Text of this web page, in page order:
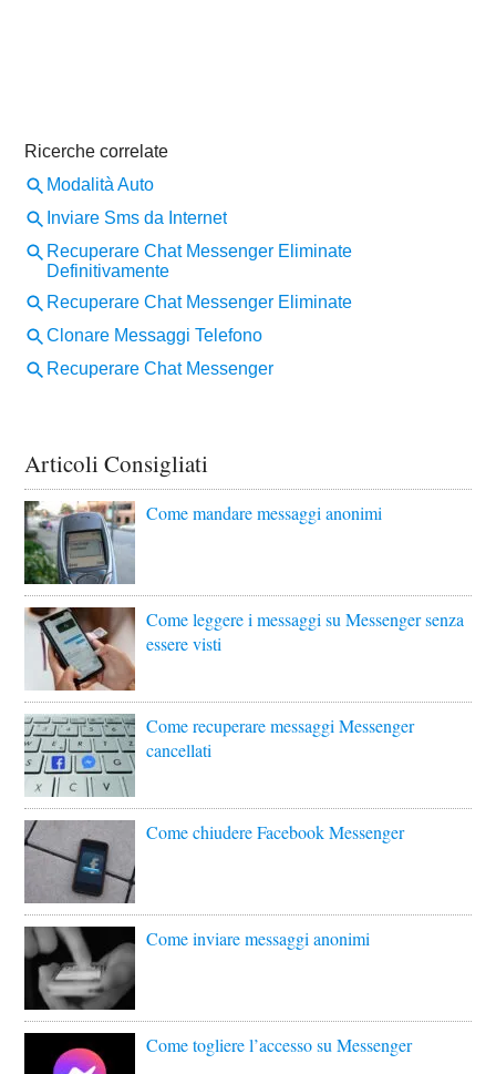
Articoli Consigliati
Come mandare messaggi anonimi
Come leggere i messaggi su Messenger senza
essere visti
Come recuperare messaggi Messenger
cancellati
Come chiudere Facebook Messenger
Come inviare messaggi anonimi
Come togliere l’accesso su Messenger